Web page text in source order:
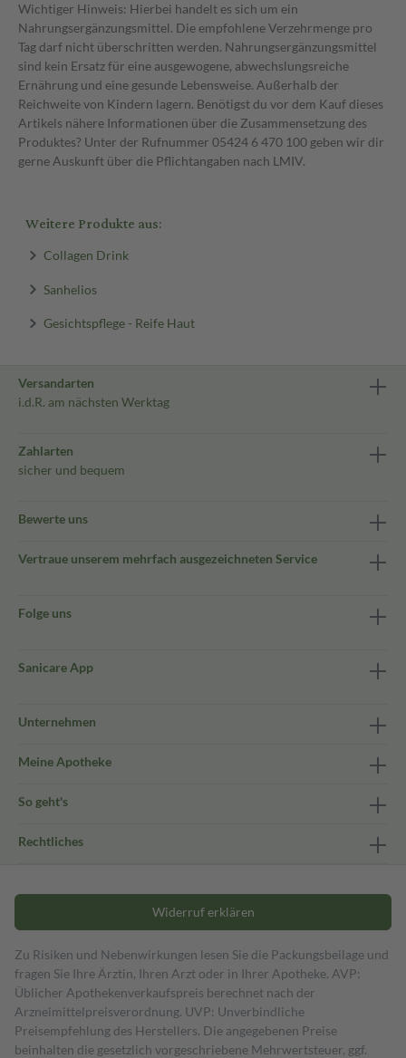
Wichtiger Hinweis: Hierbei handelt es sich um ein
Nahrungsergänzungsmittel. Die empfohlene Verzehrmenge pro
Tag darf nicht überschritten werden. Nahrungsergänzungsmittel
sind kein Ersatz für eine ausgewogene, abwechslungsreiche
Ernährung und eine gesunde Lebensweise. Außerhalb der
Reichweite von Kindern lagern. Benötigst du vor dem Kauf dieses
Artikels nähere Informationen über die Zusammensetzung des
Produktes? Unter der Rufnummer 05424 6 470 100 geben wir dir
gerne Auskunft über die Pflichtangaben nach LMIV.
Weitere Produkte aus:
Collagen Drink
Sanhelios
Gesichtspflege - Reife Haut
Versandarten
i.d.R. am nächsten Werktag
Zahlarten
sicher und bequem
Bewerte uns
Vertraue unserem mehrfach ausgezeichneten Service
Folge uns
Sanicare App
Unternehmen
Meine Apotheke
So geht's
Rechtliches
Widerruf erklären
Zu Risiken und Nebenwirkungen lesen Sie die Packungsbeilage und
fragen Sie Ihre Ärztin, Ihren Arzt oder in Ihrer Apotheke. AVP:
Üblicher Apothekenverkaufspreis berechnet nach der
Arzneimittelpreisverordnung. UVP: Unverbindliche
Preisempfehlung des Herstellers. Die angegebenen Preise
beinhalten die gesetzlich vorgeschriebene Mehrwertsteuer, ggf.